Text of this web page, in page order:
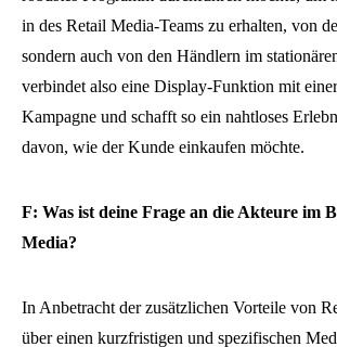
in des Retail Media-Teams zu erhalten, von
sondern auch von den Händlern im
verbindet also eine Display-Funktion mit
Kampagne und schafft so ein nahtloses
davon, wie der Kunde einkaufen möchte.
F: Was ist deine Frage an die Akteure im
Media?
In Anbetracht der zusätzlichen Vorteile von
über einen kurzfristigen und spezifischen